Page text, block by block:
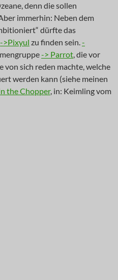
denn die sollen
immerhin: Neben dem
dürfte das
->Pixyul zu finden sein.-
-> Parrot, die vor
sich reden machte, welche
werden kann (siehe meinen
the Chopper, in: Keimling vom